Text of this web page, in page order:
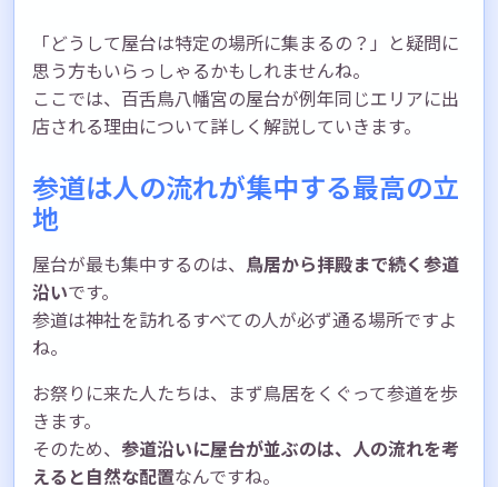
「どうして屋台は特定の場所に集まるの？」と疑問に
思う方もいらっしゃるかもしれませんね。
ここでは、百舌鳥八幡宮の屋台が例年同じエリアに出
店される理由について詳しく解説していきます。
参道は人の流れが集中する最高の立
地
屋台が最も集中するのは、 鳥居から拝殿まで続く参道
沿いです。
参道は神社を訪れるすべての人が必ず通る場所ですよ
ね。
お祭りに来た人たちは、まず鳥居をくぐって参道を歩
きます。
そのため、 参道沿いに屋台が並ぶのは、人の流れを考
えると自然な配置なんですね。